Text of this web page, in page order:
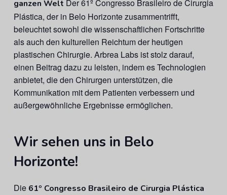
ganzen Welt Der 61º Congresso Brasileiro de Cirurgia
Plástica, der in Belo Horizonte zusammentrifft,
beleuchtet sowohl die wissenschaftlichen Fortschritte
als auch den kulturellen Reichtum der heutigen
plastischen Chirurgie. Arbrea Labs ist stolz darauf,
einen Beitrag dazu zu leisten, indem es Technologien
anbietet, die den Chirurgen unterstützen, die
Kommunikation mit dem Patienten verbessern und
außergewöhnliche Ergebnisse ermöglichen.
Wir sehen uns in Belo
Horizonte!
Die 61º Congresso Brasileiro de Cirurgia Plástica